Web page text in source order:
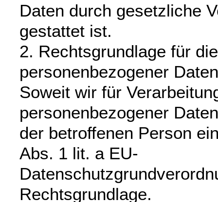
Daten durch gesetzliche
gestattet ist.
2. Rechtsgrundlage für
personenbezogener Daten
Soweit wir für
personenbezogener
der betroffenen Person
Abs. 1 lit. a EU-
Rechtsgrundlage.